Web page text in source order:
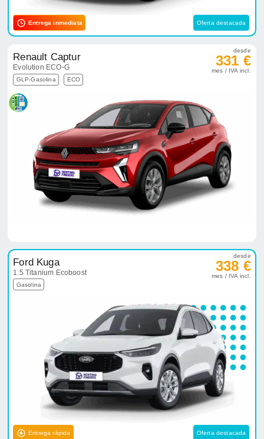
Entrega inmediata Oferta destacada
Renault Captur
Evolution ECO-G
GLP-Gasolina ECO
desde
331 €
mes / IVA incl.
Ford Kuga
1.5 Titanium Ecoboost
Gasolina
desde
338 €
mes / IVA incl.
Entrega rápida Oferta destacada